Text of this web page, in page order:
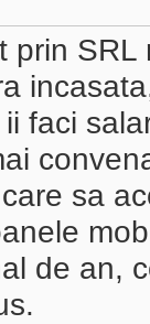
prin SRL
ii faci
sa
de an,